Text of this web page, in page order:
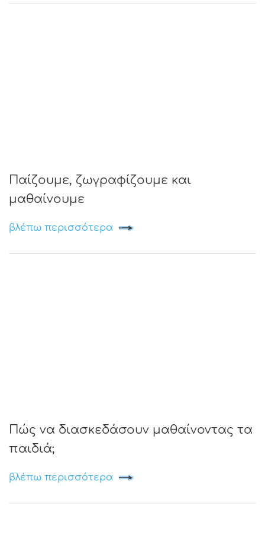
Παίζουμε, ζωγραφίζουμε και
μαθαίνουμε
βλέπω περισσότερα
Πώς να διασκεδάσουν μαθαίνοντας τα
παιδιά;
βλέπω περισσότερα